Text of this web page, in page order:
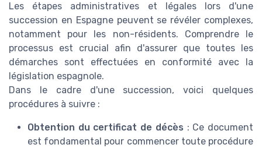
Les étapes administratives et légales lors d'une
succession en Espagne peuvent se révéler complexes,
notamment pour les non-résidents. Comprendre le
processus est crucial afin d'assurer que toutes les
démarches sont effectuées en conformité avec la
législation espagnole.
Dans le cadre d'une succession, voici quelques
procédures à suivre :
Obtention du certificat de décès : Ce document
est fondamental pour commencer toute procédure